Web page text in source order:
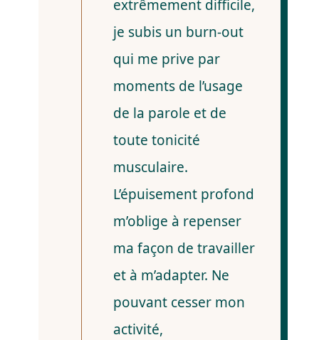
extrêmement difficile,
je subis un burn-out
qui me prive par
moments de l’usage
de la parole et de
toute tonicité
musculaire.
L’épuisement profond
m’oblige à repenser
ma façon de travailler
et à m’adapter. Ne
pouvant cesser mon
activité,